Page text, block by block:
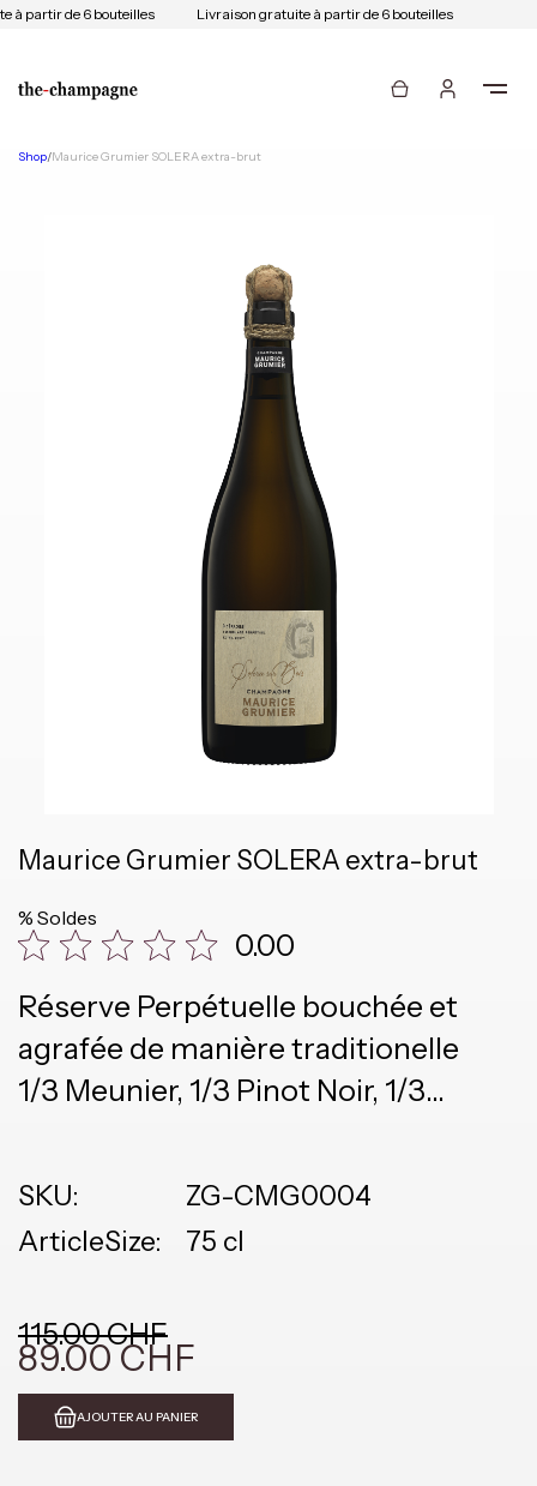
à partir de 6 bouteilles Livraison gratuite à partir de 6 bouteilles
Shop/Maurice Grumier SOLERA extra-brut
Maurice Grumier SOLERA extra-brut
% Soldes
0.00
Réserve Perpétuelle bouchée et
agrafée de manière traditionelle
1/3 Meunier, 1/3 Pinot Noir, 1/3
SKU:
ZG-CMG0004
ArticleSize:
75 cl
115.00 CHF
89.00 CHF
AJOUTER AU PANIER